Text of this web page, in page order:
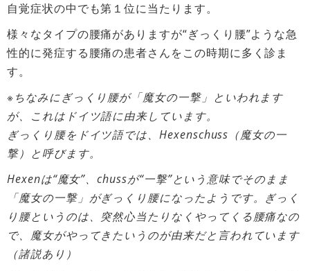
自覚症状の中でも第１位に当たります。
様々なタイプの腰痛がありますが“ぎっくり腰”ような急
性的に発症する腰痛の患者さんをこの時期に多く診ま
す。
※ちなみにぎっくり腰が「魔女の一撃」といわれます
が、これはドイツ語に由来しています。
ぎっくり腰をドイツ語では、Hexenschuss（魔女の一
撃）と呼びます。
Hexenは“魔女”、chussが“一撃”という意味でそのまま
「魔女の一撃」がぎっくり腰になったようです。ぎっく
り腰というのは、突然心当たりなくやってくる腰痛なの
で、魔女がやってきたいうのが由来だと言われています
（諸説あり）